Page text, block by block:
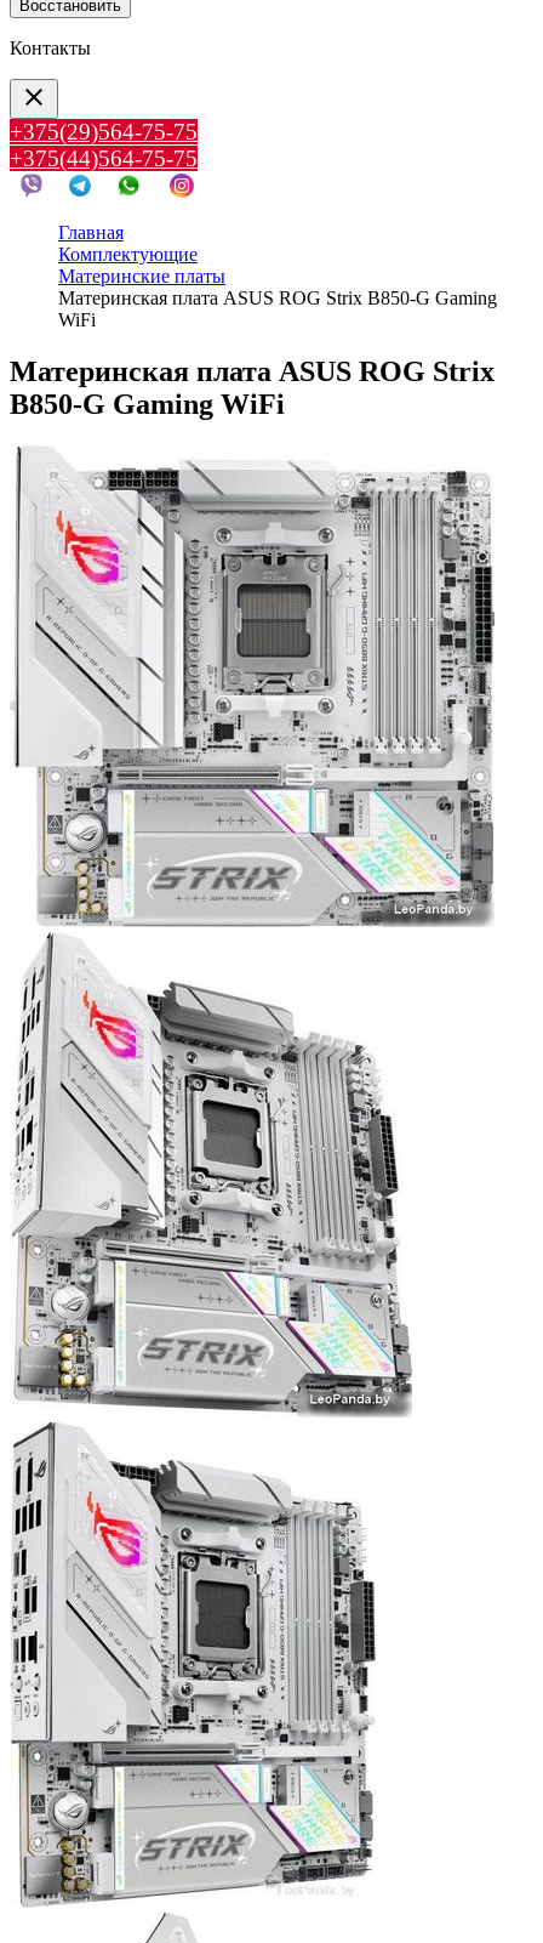
Воcстановить
Контакты
clear
+375(29)564-75-75
+375(44)564-75-75
Главная
Комплектующие
Материнские платы
Материнская плата ASUS ROG Strix B850-G Gaming
WiFi
Материнская плата ASUS ROG Strix
B850-G Gaming WiFi